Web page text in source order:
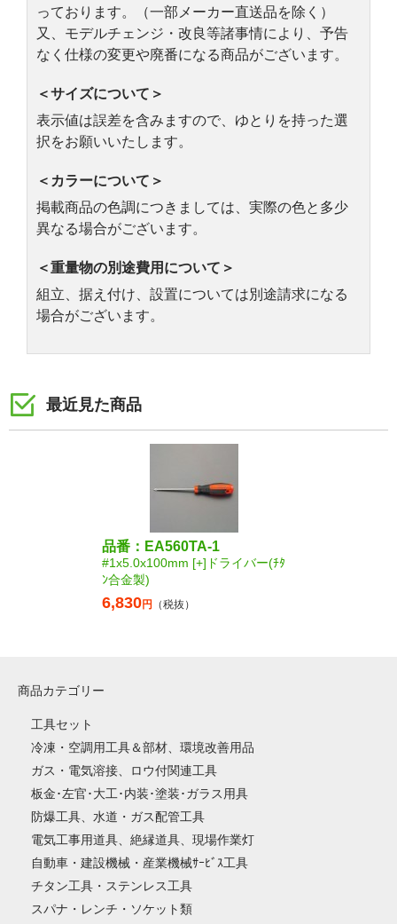
っております。（一部メーカー直送品を除く）
又、モデルチェンジ・改良等諸事情により、予告
なく仕様の変更や廃番になる商品がございます。
＜サイズについて＞
表示値は誤差を含みますので、ゆとりを持った選
択をお願いいたします。
＜カラーについて＞
掲載商品の色調につきましては、実際の色と多少
異なる場合がございます。
＜重量物の別途費用について＞
組立、据え付け、設置については別途請求になる
場合がございます。
最近見た商品
品番：EA560TA-1
#1x5.0x100mm [+]ドライバー(ﾁﾀ
ﾝ合金製)
6,830円 （税抜）
商品カテゴリー
工具セット
冷凍・空調用工具＆部材、環境改善用品
ガス・電気溶接、ロウ付関連工具
板金･左官･大工･内装･塗装･ガラス用具
防爆工具、水道・ガス配管工具
電気工事用道具、絶縁道具、現場作業灯
自動車・建設機械・産業機械ｻｰﾋﾞｽ工具
チタン工具・ステンレス工具
スパナ・レンチ・ソケット類